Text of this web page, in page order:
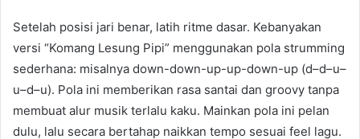
Setelah posisi jari benar, latih ritme dasar. Kebanyakan
versi “Komang Lesung Pipi” menggunakan pola strumming
sederhana: misalnya down-down-up-up-down-up (d–d–u–
u–d–u). Pola ini memberikan rasa santai dan groovy tanpa
membuat alur musik terlalu kaku. Mainkan pola ini pelan
dulu, lalu secara bertahap naikkan tempo sesuai feel lagu.